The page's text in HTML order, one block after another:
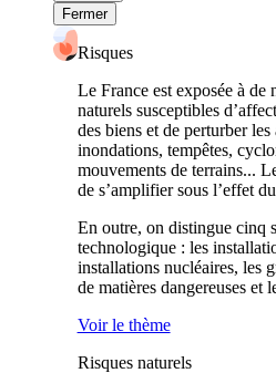
Fermer
Risques
Le France est exposée à de
naturels susceptibles
des biens et de perturber
inondations, tempêtes,
mouvements de terrains...
de s’amplifier sous l’effet
En outre, on distingue cinq
technologique : les
installations nucléaires, les
de matières dangereuses et
Voir le thème
Risques naturels